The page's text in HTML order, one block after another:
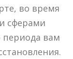
во время
сферами
периода вам